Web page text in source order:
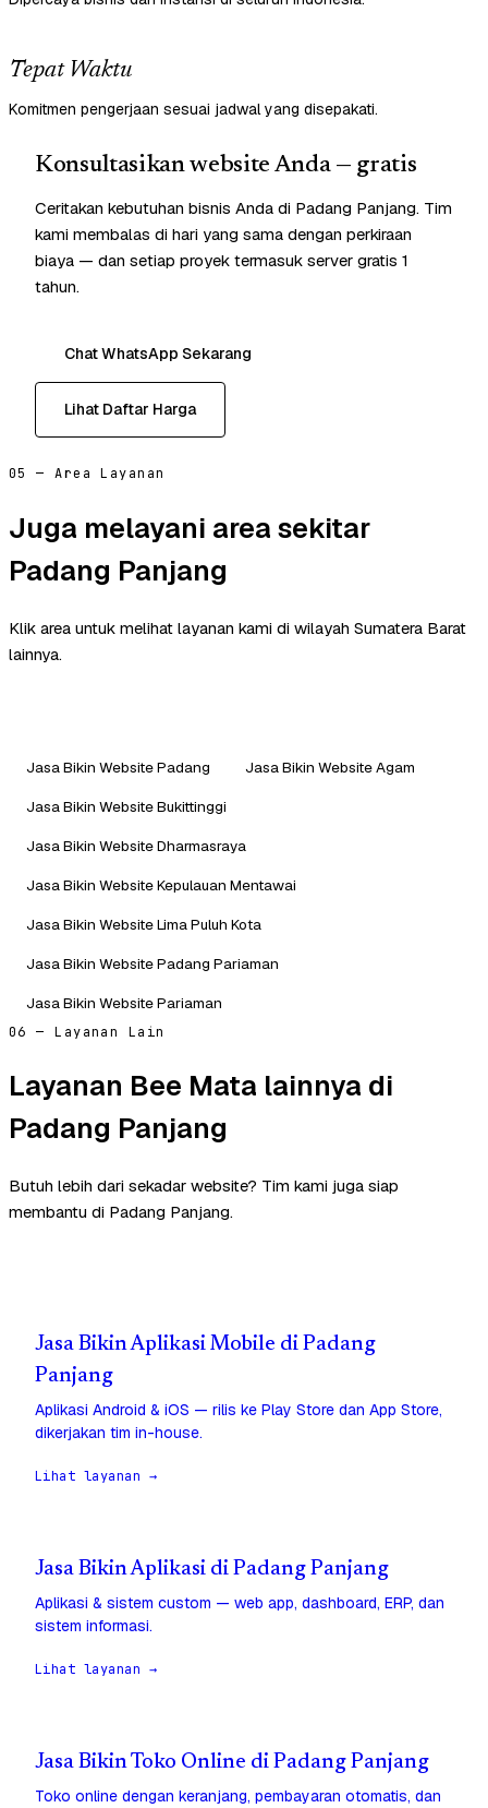
Tepat Waktu
Komitmen pengerjaan sesuai jadwal yang disepakati.
Konsultasikan website Anda — gratis
Ceritakan kebutuhan bisnis Anda di Padang Panjang. Tim
kami membalas di hari yang sama dengan perkiraan
biaya — dan setiap proyek termasuk server gratis 1
tahun.
Chat WhatsApp Sekarang
Lihat Daftar Harga
05 — Area Layanan
Juga melayani area sekitar
Padang Panjang
Klik area untuk melihat layanan kami di wilayah Sumatera Barat
lainnya.
Jasa Bikin Website Padang
Jasa Bikin Website Agam
Jasa Bikin Website Bukittinggi
Jasa Bikin Website Dharmasraya
Jasa Bikin Website Kepulauan Mentawai
Jasa Bikin Website Lima Puluh Kota
Jasa Bikin Website Padang Pariaman
Jasa Bikin Website Pariaman
06 — Layanan Lain
Layanan Bee Mata lainnya di
Padang Panjang
Butuh lebih dari sekadar website? Tim kami juga siap
membantu di Padang Panjang.
Jasa Bikin Aplikasi Mobile di Padang
Panjang
Aplikasi Android & iOS — rilis ke Play Store dan App Store,
dikerjakan tim in-house.
Lihat layanan →
Jasa Bikin Aplikasi di Padang Panjang
Aplikasi & sistem custom — web app, dashboard, ERP, dan
sistem informasi.
Lihat layanan →
Jasa Bikin Toko Online di Padang Panjang
Toko online dengan keranjang, pembayaran otomatis, dan